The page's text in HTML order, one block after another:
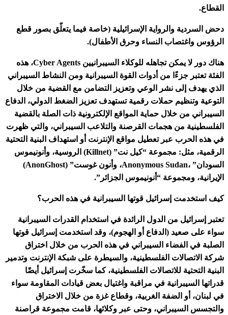
القطاع.
دحض السردية والرواية الإسرائيلية (خاصة فيما يتعلّق بصور قطع
الرؤوس واغتصاب النساء وحرق الأطفال).
هناك دور لا يمكن تجاهله للوكلاء السيبرانيين Cyber Agents، هذه
الفئة تعتبر جزءًا من أدوات القوة السيبرانية ومن النشاط السيبراني
الذي يهدف إلى نشر الوعي وتعزيز التضامن مع القضية من خلال
التوعية وتنظيم حملات رقمية تستهدف تعزيز الضغط الدولي، الدفاع
السيبراني من خلال حماية المواقع الإلكترونية ذات الصلة بالقضية
الفلسطينية من هجمات القرصنة والتلاعب السيبراني، والتي ظهرت
في هذه الحرب عبر تعطيل مواقع الإنترنت أو استهداف البنية التحتية
الرقمية، مثل: مجموعة “كيل نت” (Killnet) الروسية، وأنونيموس
السودان” ،Anonymous Sudan، وأنون غوست” (AnonGhost)
الإيرانية، ومجموعة “أنونيموس الجزائر”.
كيف استخدمت إسرائيل قوتها السيبرانية في هذه الحرب؟
تعتبر إسرائيل من الدول الرائدة في استخدام القدرات السيبرانية
سواء على صعيد (الدفاع أو الهجوم)، وقد استخدمت إسرائيل قوتها
الصلبة في الفضاء السيبراني في هذه الحرب من خلال اختراق
شركة الاتصالات الفلسطينية، والسيطرة على شبكة الإنترنت وتدمير
البنية التحتية للاتصالات الفلسطينية، كما سخّرت إسرائيل أيضًا
قدراتها السيبرانية في مراقبة واغتيال بعض قيادات المقاومة سواء
في لبنان، أو الضفة الغربية، وقطاع غزة من خلال الاختراق
والتجسس السيبراني، وحتى عبر وكلائها، قامت مجموعة قراصنة